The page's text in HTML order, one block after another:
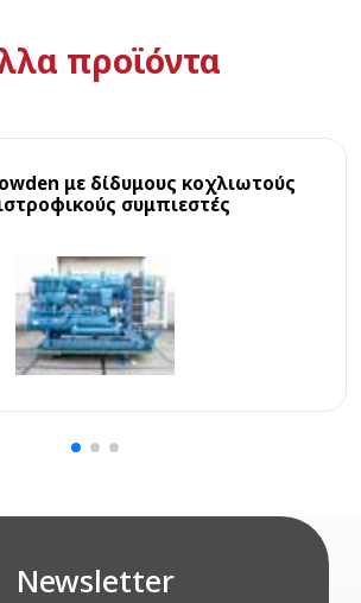
προϊόντα
με δίδυμους κοχλιωτούς
συμπιεστές
Newsletter